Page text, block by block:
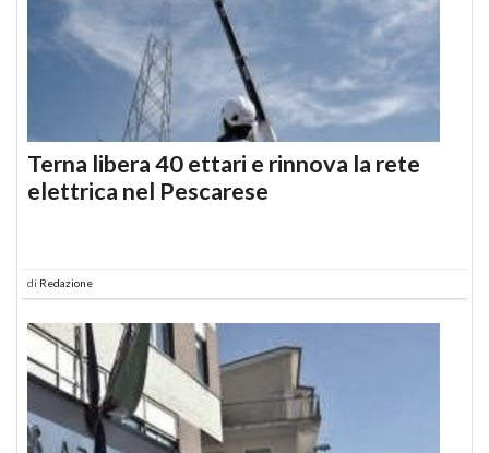
Terna libera 40 ettari e rinnova la rete
elettrica nel Pescarese
di Redazione